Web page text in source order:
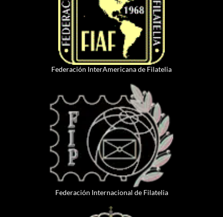
Federación InterAmericana de Filatelia
Federación Internacional de Filatelia